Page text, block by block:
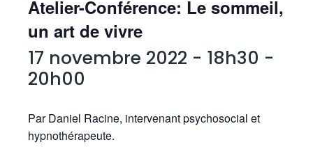
Atelier-Conférence: Le sommeil,
un art de vivre
17 novembre 2022 - 18h30 -
20h00
Par Daniel Racine, intervenant psychosocial et
hypnothérapeute.